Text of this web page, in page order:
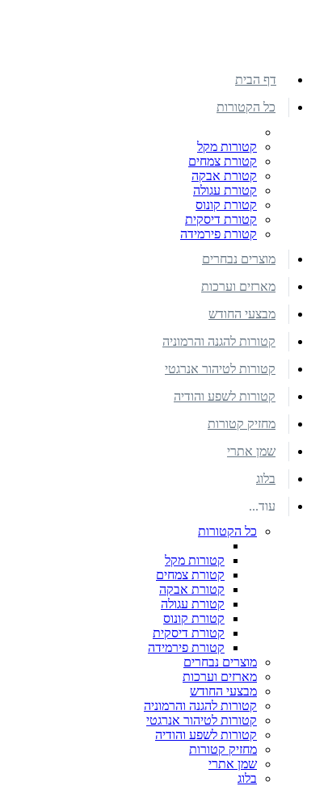
דף הבית
כל הקטורות
קטורות מקל
קטורת צמחים
קטורת אבקה
קטורת עגולה
קטורת קונוס
קטורת דיסקית
קטורת פירמידה
מוצרים נבחרים
מארזים וערכות
מבצעי החודש
קטורות להגנה והרמוניה
קטורות לטיהור אנרגטי
קטורות לשפע והודיה
מחזיק קטורות
שמן אתרי
בלוג
עוד...
כל הקטורות
קטורות מקל
קטורת צמחים
קטורת אבקה
קטורת עגולה
קטורת קונוס
קטורת דיסקית
קטורת פירמידה
מוצרים נבחרים
מארזים וערכות
מבצעי החודש
קטורות להגנה והרמוניה
קטורות לטיהור אנרגטי
קטורות לשפע והודיה
מחזיק קטורות
שמן אתרי
בלוג